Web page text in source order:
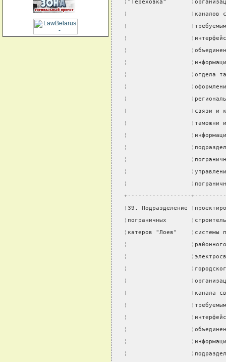
¦"Тереховка"
¦
¦
¦
¦
¦
¦                  ¦отдела
¦
¦
¦                  ¦связи и
¦
¦
¦
¦
¦
¦
+------------------
¦39. Подразделение
¦пограничных
¦катеров "Лоев"
¦
¦
¦
¦
¦                  ¦канала
¦
¦
¦
¦
¦